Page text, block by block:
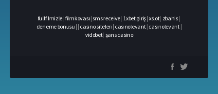
fullfilmizle |filmkovası | sms receive | 1xbet giriş|xslot| zbahis|
deneme bonusu | | casino siteleri | casinolevant| casinolevant|
vidobet| şans casino